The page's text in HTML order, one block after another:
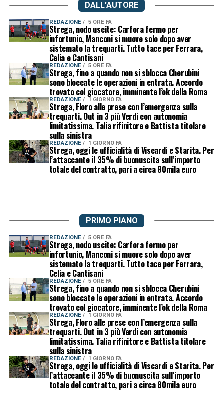
DALL'AUTORE
REDAZIONE 5 ORE FA
Strega, nodo uscite: Carfora fermo per
infortunio, Manconi si muove solo dopo aver
sistemato la trequarti. Tutto tace per Ferrara,
Celia e Cantisani
REDAZIONE 5 ORE FA
Strega, fino a quando non si sblocca Cherubini
sono bloccate le operazioni in entrata. Accordo
trovato col giocatore, imminente l’ok della Roma
REDAZIONE 1 GIORNO FA
Strega, Floro alle prese con l’emergenza sulla
trequarti. Out in 3 più Verdi con autonomia
limitatissima. Talia rifinitore e Battista titolare
sulla sinistra
REDAZIONE 1 GIORNO FA
Strega, oggi le ufficialità di Viscardi e Starita. Per
l’attaccante il 35% di buonuscita sull’importo
totale del contratto, pari a circa 80mila euro
PRIMO PIANO
REDAZIONE 5 ORE FA
Strega, nodo uscite: Carfora fermo per
infortunio, Manconi si muove solo dopo aver
sistemato la trequarti. Tutto tace per Ferrara,
Celia e Cantisani
REDAZIONE 5 ORE FA
Strega, fino a quando non si sblocca Cherubini
sono bloccate le operazioni in entrata. Accordo
trovato col giocatore, imminente l’ok della Roma
REDAZIONE 1 GIORNO FA
Strega, Floro alle prese con l’emergenza sulla
trequarti. Out in 3 più Verdi con autonomia
limitatissima. Talia rifinitore e Battista titolare
sulla sinistra
REDAZIONE 1 GIORNO FA
Strega, oggi le ufficialità di Viscardi e Starita. Per
l’attaccante il 35% di buonuscita sull’importo
totale del contratto, pari a circa 80mila euro